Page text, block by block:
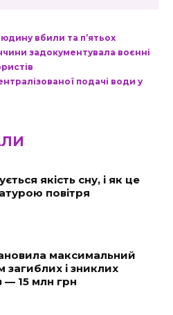
вбили та п’ятьох
задокументувала воєнні
подачі води у
якість сну, і як це
повітря
максимальний
загиблих і зниклих
— 15 млн грн